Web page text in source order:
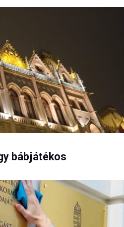
bábjátékos